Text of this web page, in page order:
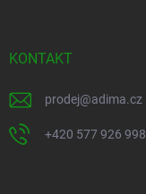
KONTAKT
prodej@adima.cz
+420 577 926 998